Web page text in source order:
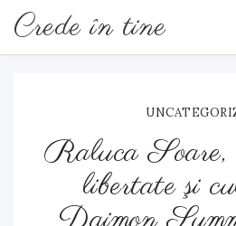
Crede în tine
Raluca Soare,
libertate şi